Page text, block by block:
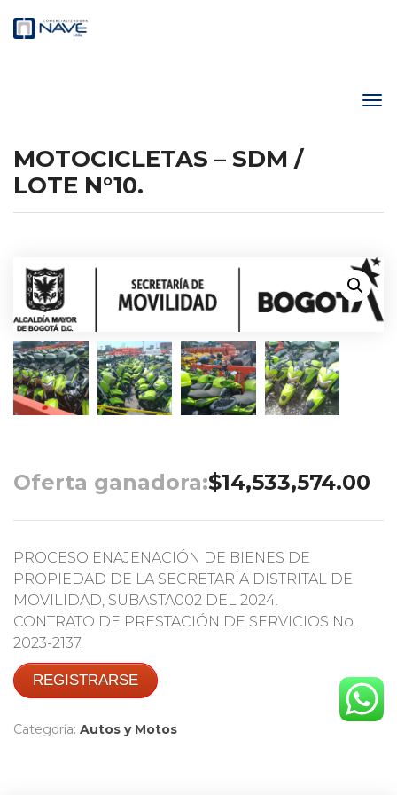
MOTOCICLETAS – SDM /
LOTE N°10.
Oferta ganadora:$14,533,574.00
PROCESO ENAJENACIÓN DE BIENES DE
PROPIEDAD DE LA SECRETARÍA DISTRITAL DE
MOVILIDAD, SUBASTA002 DEL 2024.
CONTRATO DE PRESTACIÓN DE SERVICIOS No.
2023-2137.
REGISTRARSE
Categoría: Autos y Motos